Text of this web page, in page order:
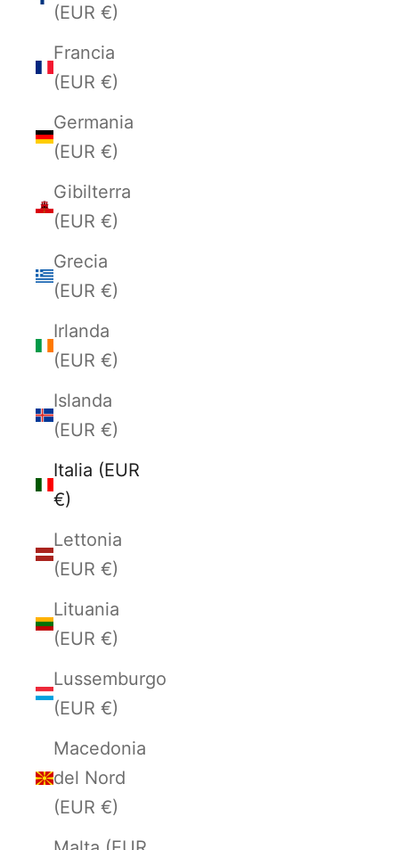
(EUR €)
Francia
(EUR €)
Germania
(EUR €)
Gibilterra
(EUR €)
Grecia
(EUR €)
Irlanda
(EUR €)
Islanda
(EUR €)
Italia (EUR
€)
Lettonia
(EUR €)
Lituania
(EUR €)
Lussemburgo
(EUR €)
Macedonia
del Nord
(EUR €)